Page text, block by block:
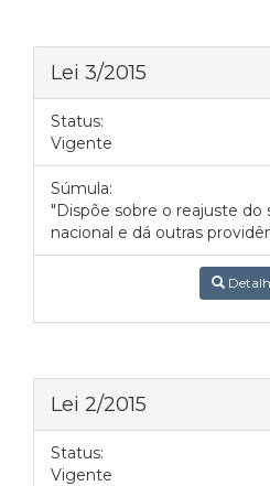
Lei 3/2015
Status:
Vigente
Súmula:
"Dispõe sobre o reajuste do
nacional e dá outras
Lei 2/2015
Status:
Vigente